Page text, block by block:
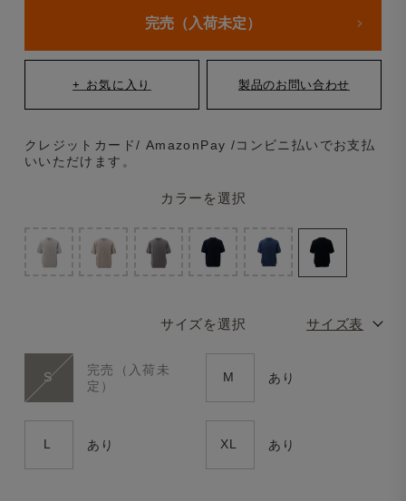
カラーを選択
サイズを選択 サイズ表
S
完売（入荷未
定）
M あり
L あり XL あり
完売（入荷未定）
クレジットカード/ AmazonPay /コンビニ払いでお支払
いいただけます。